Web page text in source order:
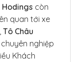
Hodings còn
quan tới xe
Tô Châu
nghiệp
Khách